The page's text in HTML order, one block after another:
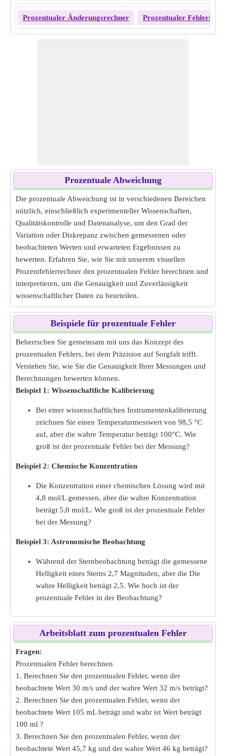
Prozentualer Änderungsrechner Prozentualer
Prozentuale Abweichung
Die prozentuale Abweichung ist in verschiedenen Bereichen
nützlich, einschließlich experimenteller Wissenschaften,
Qualitätskontrolle und Datenanalyse, um den Grad der
Variation oder Diskrepanz zwischen gemessenen oder
beobachteten Werten und erwarteten Ergebnissen zu
bewerten. Erfahren Sie, wie Sie mit unserem visuellen
Prozentfehlerrechner den prozentualen Fehler berechnen und
interpretieren, um die Genauigkeit und Zuverlässigkeit
wissenschaftlicher Daten zu beurteilen.
Beispiele für prozentuale Fehler
Beherrschen Sie gemeinsam mit uns das Konzept des
prozentualen Fehlers, bei dem Präzision auf Sorgfalt trifft.
Verstehen Sie, wie Sie die Genauigkeit Ihrer Messungen und
Berechnungen bewerten können.
Beispiel 1: Wissenschaftliche Kalibrierung
Bei einer wissenschaftlichen Instrumentenkalibrierung
zeichnen Sie einen Temperaturmesswert von 98,5 °C
auf, aber die wahre Temperatur beträgt 100°C. Wie
groß ist der prozentuale Fehler bei der Messung?
Beispiel 2: Chemische Konzentration
Die Konzentration einer chemischen Lösung wird mit
4,8 mol/L gemessen, aber die wahre Konzentration
beträgt 5,0 mol/L. Wie groß ist der prozentuale Fehler
bei der Messung?
Beispiel 3: Astronomische Beobachtung
Während der Sternbeobachtung beträgt die gemessene
Helligkeit eines Sterns 2,7 Magnituden, aber die Die
wahre Helligkeit beträgt 2,5. Wie hoch ist der
prozentuale Fehler in der Beobachtung?
Arbeitsblatt zum prozentualen Fehler
Fragen:
Prozentualen Fehler berechnen
1. Berechnen Sie den prozentualen Fehler, wenn der
beobachtete Wert 30 m/s und der wahre Wert 32 m/s beträgt?
2. Berechnen Sie den prozentualen Fehler, wenn der
beobachtete Wert 105 mL beträgt und wahr ist Wert beträgt
100 ml ?
3. Berechnen Sie den prozentualen Fehler, wenn der
beobachtete Wert 45,7 kg und der wahre Wert 46 kg beträgt?